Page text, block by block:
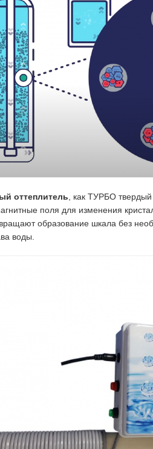
оттеплитель, как ТУРБО
поля для изменения
образование шкала без
воды.